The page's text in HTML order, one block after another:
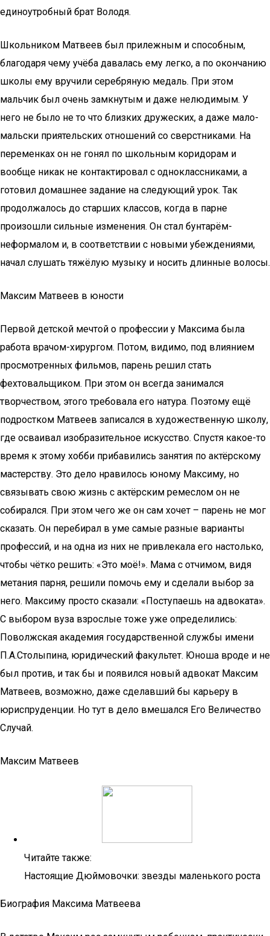
единоутробный брат Володя.
Школьником Матвеев был прилежным и способным,
благодаря чему учёба давалась ему легко, а по окончанию
школы ему вручили серебряную медаль. При этом
мальчик был очень замкнутым и даже нелюдимым. У
него не было не то что близких дружеских, а даже мало-
мальски приятельских отношений со сверстниками. На
переменках он не гонял по школьным коридорам и
вообще никак не контактировал с одноклассниками, а
готовил домашнее задание на следующий урок. Так
продолжалось до старших классов, когда в парне
произошли сильные изменения. Он стал бунтарём-
неформалом и, в соответствии с новыми убеждениями,
начал слушать тяжёлую музыку и носить длинные волосы.
Максим Матвеев в юности
Первой детской мечтой о профессии у Максима была
работа врачом-хирургом. Потом, видимо, под влиянием
просмотренных фильмов, парень решил стать
фехтовальщиком. При этом он всегда занимался
творчеством, этого требовала его натура. Поэтому ещё
подростком Матвеев записался в художественную школу,
где осваивал изобразительное искусство. Спустя какое-то
время к этому хобби прибавились занятия по актёрскому
мастерству. Это дело нравилось юному Максиму, но
связывать свою жизнь с актёрским ремеслом он не
собирался. При этом чего же он сам хочет – парень не мог
сказать. Он перебирал в уме самые разные варианты
профессий, и на одна из них не привлекала его настолько,
чтобы чётко решить: «Это моё!». Мама с отчимом, видя
метания парня, решили помочь ему и сделали выбор за
него. Максиму просто сказали: «Поступаешь на адвоката».
С выбором вуза взрослые тоже уже определились:
Поволжская академия государственной службы имени
П.А.Столыпина, юридический факультет. Юноша вроде и не
был против, и так бы и появился новый адвокат Максим
Матвеев, возможно, даже сделавший бы карьеру в
юриспруденции. Но тут в дело вмешался Его Величество
Случай.
Максим Матвеев
Читайте также:
Настоящие Дюймовочки: звезды маленького роста
Биография Максима Матвеева